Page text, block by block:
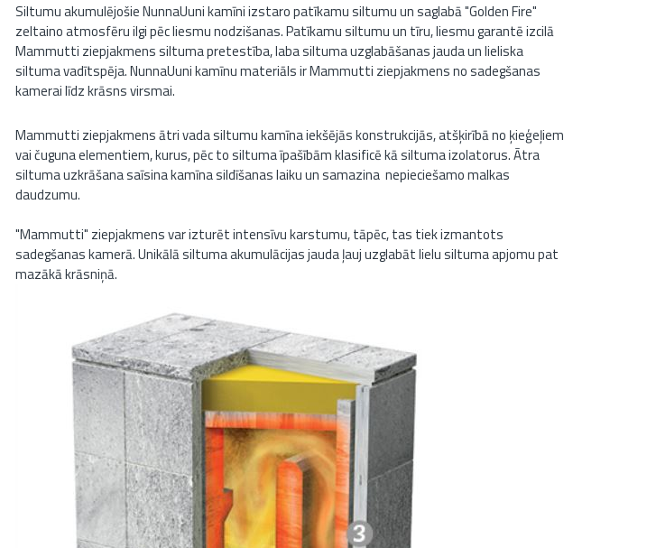
Siltumu akumulējošie NunnaUuni kamīni izstaro patīkamu siltumu un saglabā "Golden Fire"
zeltaino atmosfēru ilgi pēc liesmu nodzišanas. Patīkamu siltumu un tīru, liesmu garantē izcilā
Mammutti ziepjakmens siltuma pretestība, laba siltuma uzglabāšanas jauda un lieliska
siltuma vadītspēja. NunnaUuni kamīnu materiāls ir Mammutti ziepjakmens no sadegšanas
kamerai līdz krāsns virsmai.
Mammutti ziepjakmens ātri vada siltumu kamīna iekšējās konstrukcijās, atšķirībā no ķieģeļiem
vai čuguna elementiem, kurus, pēc to siltuma īpašībām klasificē kā siltuma izolatorus. Ātra
siltuma uzkrāšana saīsina kamīna sildīšanas laiku un samazina nepieciešamo malkas
daudzumu.
"Mammutti" ziepjakmens var izturēt intensīvu karstumu, tāpēc, tas tiek izmantots
sadegšanas kamerā. Unikālā siltuma akumulācijas jauda ļauj uzglabāt lielu siltuma apjomu pat
mazākā krāsniņā.